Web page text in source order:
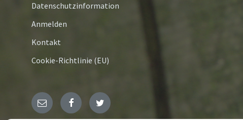
Datenschutzinformation
Anmelden
Kontakt
Cookie-Richtlinie (EU)
E- FacebookTwitter